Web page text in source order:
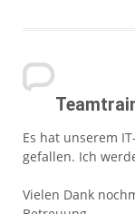
Es hat unserem
gefallen. Ich
Vielen Dank